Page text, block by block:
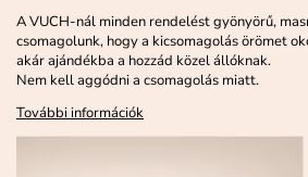
A VUCH-nál minden rendelést gyönyörű,
csomagolunk, hogy a kicsomagolás örömet
akár ajándékba a hozzád közel állóknak.
Nem kell aggódni a csomagolás miatt.
További információk